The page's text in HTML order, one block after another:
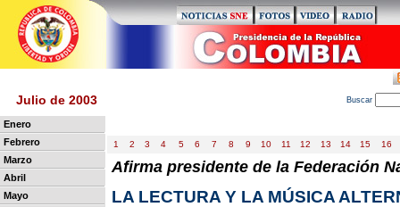
Julio de 2003 Buscar
Enero
Febrero
Marzo
Abril
Mayo
1 2 3 4 5 6 7 8 9 10 11 12 13 14 15 16
Afirma presidente de la Federación
LA LECTURA Y LA MÚSICA